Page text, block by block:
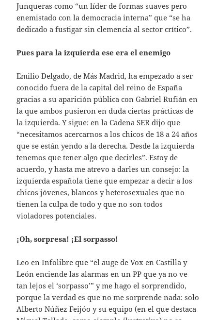
Junqueras como “un líder de formas suaves pero
enemistado con la democracia interna” que “se ha
dedicado a fustigar sin clemencia al sector crítico”.
Pues para la izquierda ese era el enemigo
Emilio Delgado, de Más Madrid, ha empezado a ser
conocido fuera de la capital del reino de España
gracias a su aparición pública con Gabriel Rufián en
la que ambos pusieron en duda ciertas prácticas de
la izquierda. Y sigue: en la Cadena SER dijo que
“necesitamos acercarnos a los chicos de 18 a 24 años
que se están yendo a la derecha. Desde la izquierda
tenemos que tener algo que decirles”. Estoy de
acuerdo, y hasta me atrevo a darles un consejo: la
izquierda española tiene que empezar a decir a los
chicos jóvenes, blancos y heterosexuales que no
tienen la culpa de todo y que no son todos
violadores potenciales.
¡Oh, sorpresa! ¡El sorpasso!
Leo en Infolibre que “el auge de Vox en Castilla y
León enciende las alarmas en un PP que ya no ve
tan lejos el ‘sorpasso’” y me hago el sorprendido,
porque la verdad es que no me sorprende nada: solo
Alberto Núñez Feijóo y su equipo (en el que destaca